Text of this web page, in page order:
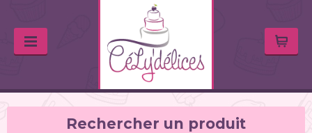
Rechercher un produit